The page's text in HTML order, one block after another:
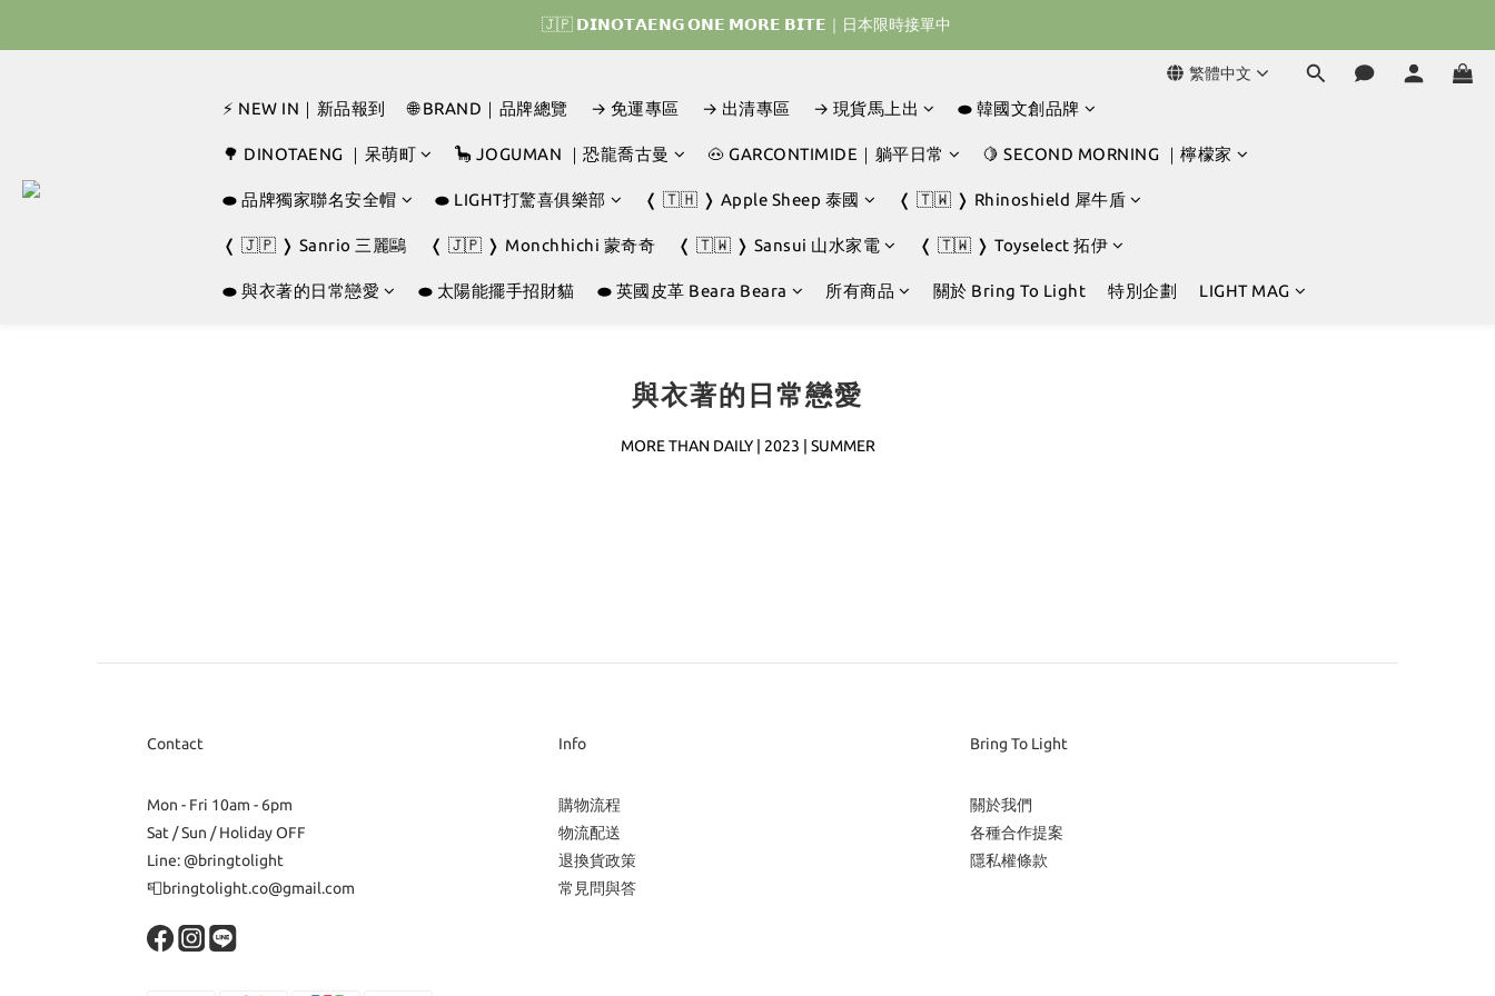
🇰🇷 𝗗𝗜𝗡𝗢𝗧𝗔𝗘𝗡𝗚 𝗛𝗢𝗠𝗘 𝗥𝗨𝗡 ｜韓國首波開賣囉 ▶ 一起參加我們的熱血棒球冒險吧 ⚾️
🇯🇵 𝗗𝗜𝗡𝗢𝗧𝗔𝗘𝗡𝗚 𝗢𝗡𝗘 𝗠𝗢𝗥𝗘 𝗕𝗜𝗧𝗘｜日本限時接單中
繁體中文
⚡ NEW IN｜新品報到 🌐 BRAND｜品牌總覽 → 免運專區 → 出清專區 → 現貨馬上出 ⬬ 韓國文創品牌
🌳 DINOTAENG ｜呆萌町 🦕 JOGUMAN ｜恐龍喬古曼 🐽 GARCONTIMIDE｜躺平日常 🍋 SECOND MORNING ｜檸檬家
⬬ 品牌獨家聯名安全帽 ⬬ LIGHT打驚喜俱樂部 ❬ 🇹🇭 ❭ Apple Sheep 泰國 ❬ 🇹🇼 ❭ Rhinoshield 犀牛盾
❬ 🇯🇵 ❭ Sanrio 三麗鷗 ❬ 🇯🇵 ❭ Monchhichi 蒙奇奇 ❬ 🇹🇼 ❭ Sansui 山水家電 ❬ 🇹🇼 ❭ Toyselect 拓伊
⬬ 與衣著的日常戀愛 ⬬ 太陽能擺手招財貓 ⬬ 英國皮革 Beara Beara 所有商品 關於 Bring To Light 特別企劃 LIGHT MAG
與衣著的日常戀愛
MORE THAN DAILY | 2023 | SUMMER
Contact
Mon - Fri 10am - 6pm
Sat / Sun / Holiday OFF
Line: @bringtolight
📮bringtolight.co@gmail.com
Info
購物流程
物流配送
退換貨政策
常見問與答
Bring To Light
關於我們
各種合作提案
隱私權條款